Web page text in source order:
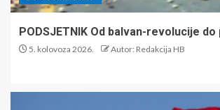
PODSJETNIK Od balvan-revolucije do
5. kolovoza 2026. Autor: Redakcija HB